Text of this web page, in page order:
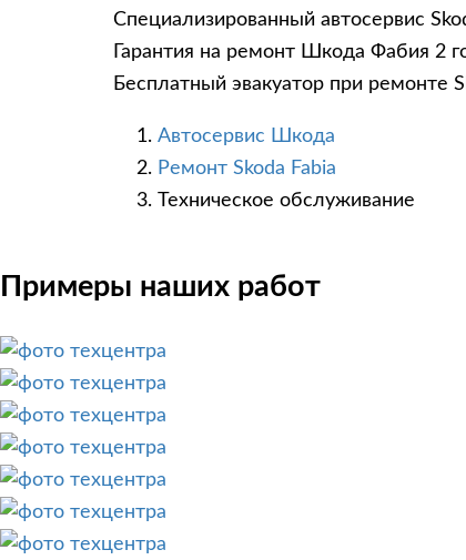
Специализированный автосервис
Гарантия на ремонт Шкода Фабия 2
Бесплатный эвакуатор при ремонте
Автосервис Шкода
Ремонт Skoda Fabia
Техническое обслуживание
Примеры наших работ